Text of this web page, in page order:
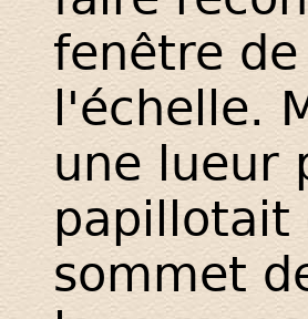
fenêtre
l'échelle.
une lueur
papillotait
sommet